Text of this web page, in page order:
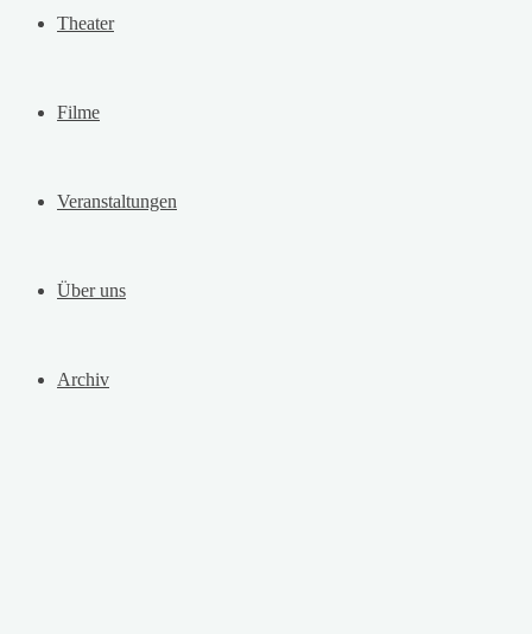
Theater
Filme
Veranstaltungen
Über uns
Archiv